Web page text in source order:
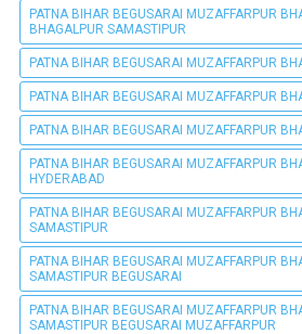
PATNA BIHAR BEGUSARAI MUZAFFARPUR
BHAGALPUR SAMASTIPUR
PATNA BIHAR BEGUSARAI MUZAFFARPUR
PATNA BIHAR BEGUSARAI MUZAFFARPUR
PATNA BIHAR BEGUSARAI MUZAFFARPUR
PATNA BIHAR BEGUSARAI MUZAFFARPUR
HYDERABAD
PATNA BIHAR BEGUSARAI MUZAFFARPUR
SAMASTIPUR
PATNA BIHAR BEGUSARAI MUZAFFARPUR
SAMASTIPUR BEGUSARAI
PATNA BIHAR BEGUSARAI MUZAFFARPUR
SAMASTIPUR BEGUSARAI MUZAFFARPUR